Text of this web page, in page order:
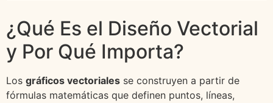
¿Qué Es el Diseño Vectorial
y Por Qué Importa?
Los gráficos vectoriales se construyen a partir de
fórmulas matemáticas que definen puntos, líneas,